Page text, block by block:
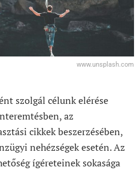
www.unsplash.com
szolgál célunk elérése
az
cikkek beszerzésében,
nehézségek esetén. Az
ígéreteinek sokasága